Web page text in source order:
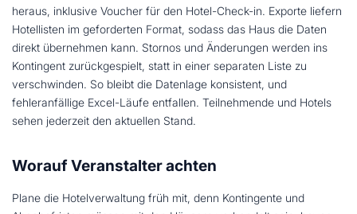
heraus, inklusive Voucher für den Hotel-Check-in. Exporte liefern
Hotellisten im geforderten Format, sodass das Haus die Daten
direkt übernehmen kann. Stornos und Änderungen werden ins
Kontingent zurückgespielt, statt in einer separaten Liste zu
verschwinden. So bleibt die Datenlage konsistent, und
fehleranfällige Excel-Läufe entfallen. Teilnehmende und Hotels
sehen jederzeit den aktuellen Stand.
Worauf Veranstalter achten
Plane die Hotelverwaltung früh mit, denn Kontingente und